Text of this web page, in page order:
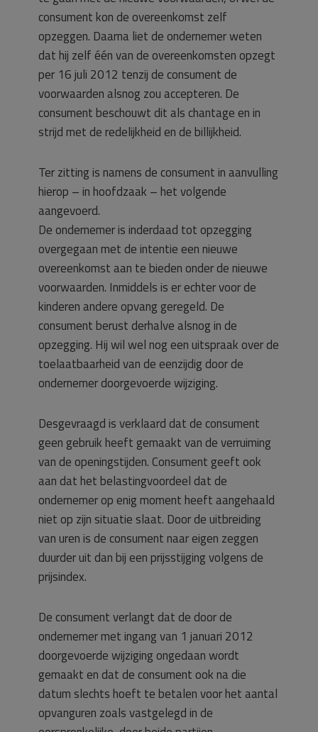
consument kon de overeenkomst zelf
opzeggen. Daarna liet de ondernemer weten
dat hij zelf één van de overeenkomsten opzegt
per 16 juli 2012 tenzij de consument de
voorwaarden alsnog zou accepteren. De
consument beschouwt dit als chantage en in
strijd met de redelijkheid en de billijkheid.
Ter zitting is namens de consument in aanvulling
hierop – in hoofdzaak – het volgende
aangevoerd.
De ondernemer is inderdaad tot opzegging
overgegaan met de intentie een nieuwe
overeenkomst aan te bieden onder de nieuwe
voorwaarden. Inmiddels is er echter voor de
kinderen andere opvang geregeld. De
consument berust derhalve alsnog in de
opzegging. Hij wil wel nog een uitspraak over de
toelaatbaarheid van de eenzijdig door de
ondernemer doorgevoerde wijziging.
Desgevraagd is verklaard dat de consument
geen gebruik heeft gemaakt van de verruiming
van de openingstijden. Consument geeft ook
aan dat het belastingvoordeel dat de
ondernemer op enig moment heeft aangehaald
niet op zijn situatie slaat. Door de uitbreiding
van uren is de consument naar eigen zeggen
duurder uit dan bij een prijsstijging volgens de
prijsindex.
De consument verlangt dat de door de
ondernemer met ingang van 1 januari 2012
doorgevoerde wijziging ongedaan wordt
gemaakt en dat de consument ook na die
datum slechts hoeft te betalen voor het aantal
opvanguren zoals vastgelegd in de